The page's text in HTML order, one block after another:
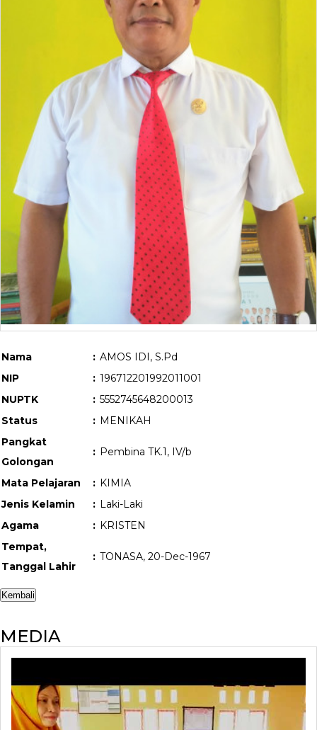
Nama : AMOS IDI, S.Pd
NIP
: 196712201992011001
NUPTK
: 5552745648200013
Status
: MENIKAH
Pangkat
Golongan
: Pembina TK.1, IV/b
Mata Pelajaran : KIMIA
Jenis Kelamin
: Laki-Laki
Agama
: KRISTEN
Tempat,
Tanggal Lahir
: TONASA, 20-Dec-1967
MEDIA